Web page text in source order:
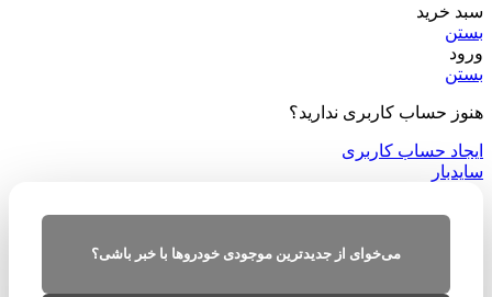
سبد خرید
بستن
ورود
بستن
هنوز حساب کاربری ندارید؟
ایجاد حساب کاربری
سایدبار
می‌خوای از جدیدترین موجودی خودروها با خبر باشی؟